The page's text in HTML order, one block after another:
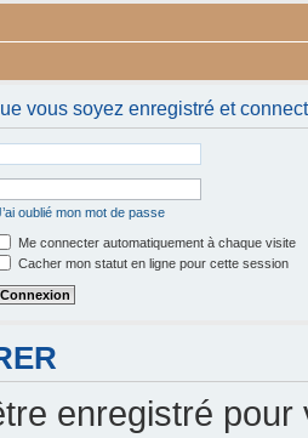
vous soyez enregistré et
oublié mon mot de passe
Me connecter automatiquement à chaque visite
Cacher mon statut en ligne pour cette session
enregistré pour